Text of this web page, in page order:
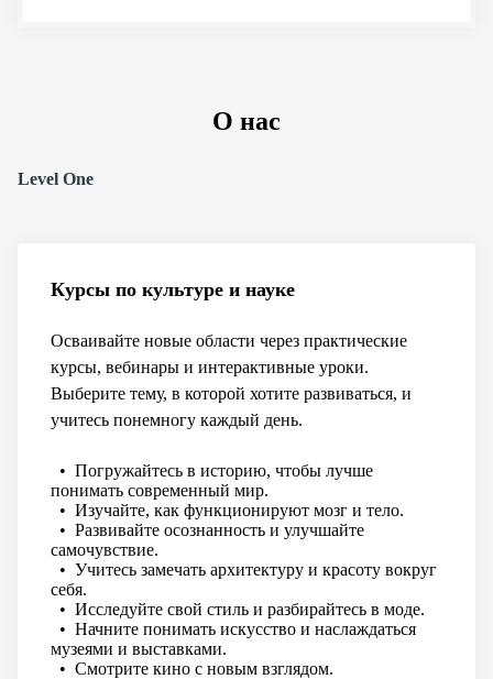
О нас
Level One
Курсы по культуре и науке
Осваивайте новые области через практические
курсы, вебинары и интерактивные уроки.
Выберите тему, в которой хотите развиваться, и
учитесь понемногу каждый день.
• Погружайтесь в историю, чтобы лучше
понимать современный мир.
• Изучайте, как функционируют мозг и тело.
• Развивайте осознанность и улучшайте
самочувствие.
• Учитесь замечать архитектуру и красоту вокруг
себя.
• Исследуйте свой стиль и разбирайтесь в моде.
• Начните понимать искусство и наслаждаться
музеями и выставками.
• Смотрите кино с новым взглядом.